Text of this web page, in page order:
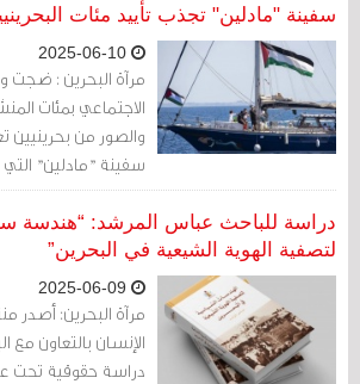
مع الشعب الإيراني
في دعم هذا العدوان.
سفينة "مادلين" تجذب تأييد مئات
مرآة البحرين : ضجت
الاجتماعي بمئات
والصور من بحرينيين
سفينة "مادلين" التي
الدولية لفلسطين
الحصار عن غزة.
دراسة للباحث عباس المرشد: “هندسة
لتصفية الهوية الشيعية في البحرين”
مرآة البحرين: أصدر
الإنسان بالتعاون
دراسة حقوقية تحت